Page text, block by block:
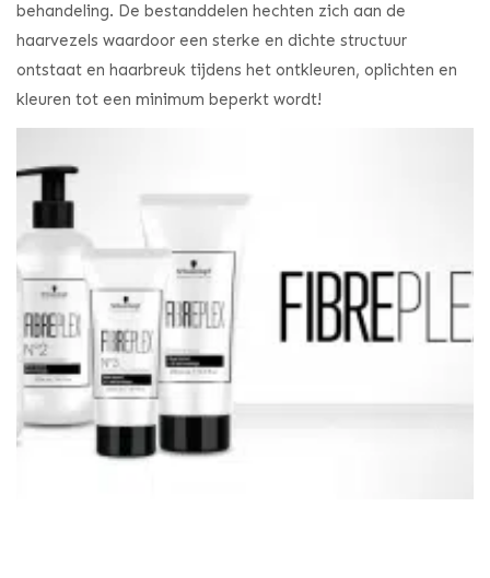
behandeling. De bestanddelen hechten zich aan de
haarvezels waardoor een sterke en dichte structuur
ontstaat en haarbreuk tijdens het ontkleuren, oplichten en
kleuren tot een minimum beperkt wordt!